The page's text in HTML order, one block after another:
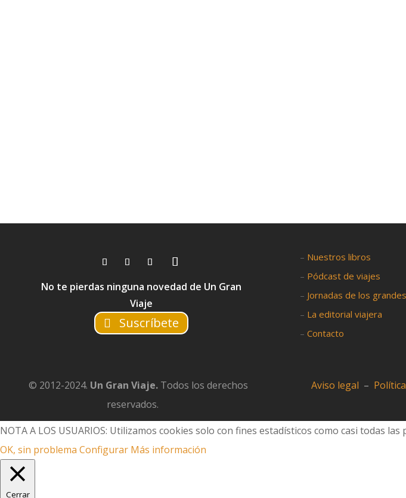
No te pierdas ninguna novedad de Un Gran
Viaje
Suscríbete
– Nuestros libros
– Pódcast de viajes
– Jornadas de los
– La editorial viajera
– Contacto
© 2012-2024. Un Gran Viaje. Todos los derechos
reservados.
Aviso legal –
NOTA A LOS USUARIOS: Utilizamos cookies solo con fines estadísticos como casi todas
OK, sin problema Configurar Más información
Cerrar